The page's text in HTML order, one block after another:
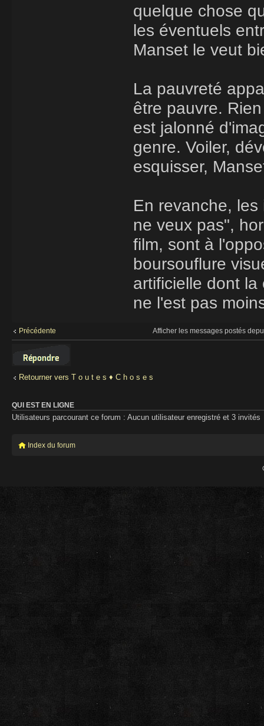
quelque chose
les éventuels
Manset le veut
La pauvreté
être pauvre.
est jalonné
genre. Voiler,
esquisser,
En revanche,
ne veux pas",
film, sont à
boursouflure
artificielle dont
ne l'est pas
Précédente Afficher les messages postés
Retourner vers T o u t e s ♦ C h o s e s
QUI EST EN LIGNE
Utilisateurs parcourant ce forum : Aucun utilisateur enregistré et 3 invités
Index du forum